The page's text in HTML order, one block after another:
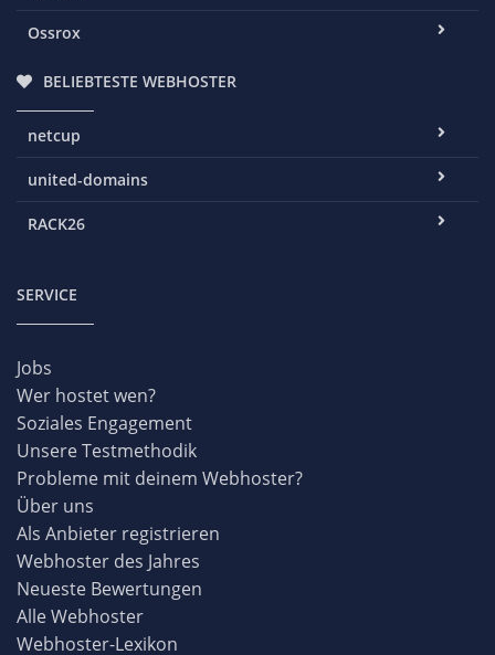
Ossrox
BELIEBTESTE WEBHOSTER
netcup
united-domains
RACK26
SERVICE
Jobs
Wer hostet wen?
Soziales Engagement
Unsere Testmethodik
Probleme mit deinem Webhoster?
Über uns
Als Anbieter registrieren
Webhoster des Jahres
Neueste Bewertungen
Alle Webhoster
Webhoster-Lexikon